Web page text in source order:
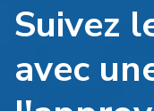
Suivez
avec